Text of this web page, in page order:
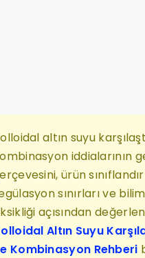
altın suyu
iddialarının
ürün
sınırları ve
açısından
Altın Suyu
Kombinasyon Rehberi